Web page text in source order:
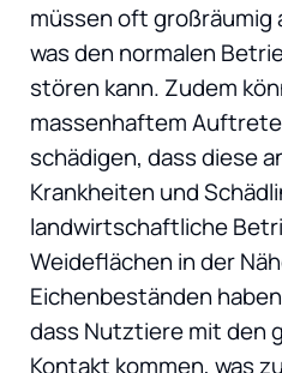
müssen oft großräumig
was den normalen
stören kann. Zudem
massenhaftem
schädigen, dass diese
Krankheiten und
landwirtschaftliche
Weideflächen in der
Eichenbeständen
dass Nutztiere mit den
Kontakt kommen, was